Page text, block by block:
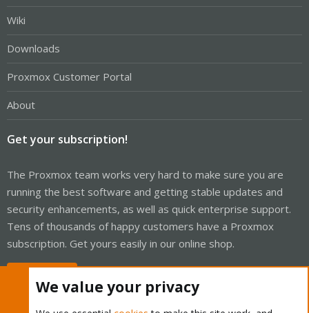
Wiki
Downloads
Proxmox Customer Portal
About
Get your subscription!
The Proxmox team works very hard to make sure you are
running the best software and getting stable updates and
security enhancements, as well as quick enterprise support.
Tens of thousands of happy customers have a Proxmox
subscription. Get yours easily in our online shop.
We value your privacy